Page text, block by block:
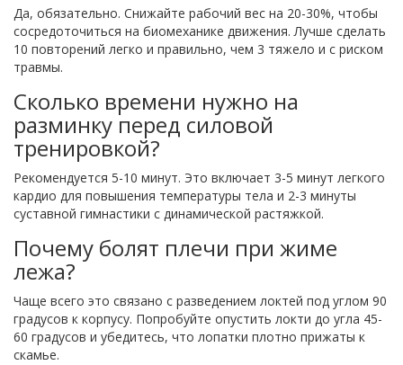
Да, обязательно. Снижайте рабочий вес на 20-30%, чтобы
сосредоточиться на биомеханике движения. Лучше сделать
10 повторений легко и правильно, чем 3 тяжело и с риском
травмы.
Сколько времени нужно на
разминку перед силовой
тренировкой?
Рекомендуется 5-10 минут. Это включает 3-5 минут легкого
кардио для повышения температуры тела и 2-3 минуты
суставной гимнастики с динамической растяжкой.
Почему болят плечи при жиме
лежа?
Чаще всего это связано с разведением локтей под углом 90
градусов к корпусу. Попробуйте опустить локти до угла 45-
60 градусов и убедитесь, что лопатки плотно прижаты к
скамье.